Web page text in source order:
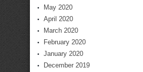
May 2020
April 2020
March 2020
February 2020
January 2020
December 2019